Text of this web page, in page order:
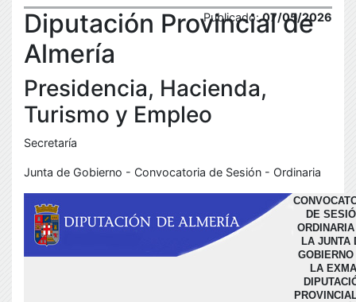
Diputación Provincial de
Almería
Presidencia, Hacienda,
Turismo y Empleo
Secretaría
Junta de Gobierno - Convocatoria de Sesión - Ordinaria
Publicado:07/05/2026
DE
LA JUNTA
GOBIERNO
LA